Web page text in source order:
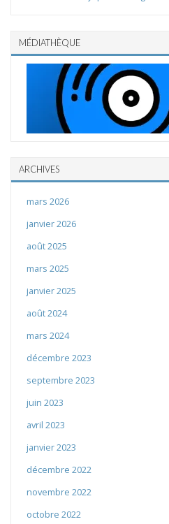
MÉDIATHÈQUE
ARCHIVES
mars 2026
janvier 2026
août 2025
mars 2025
janvier 2025
août 2024
mars 2024
décembre 2023
septembre 2023
juin 2023
avril 2023
janvier 2023
décembre 2022
novembre 2022
octobre 2022